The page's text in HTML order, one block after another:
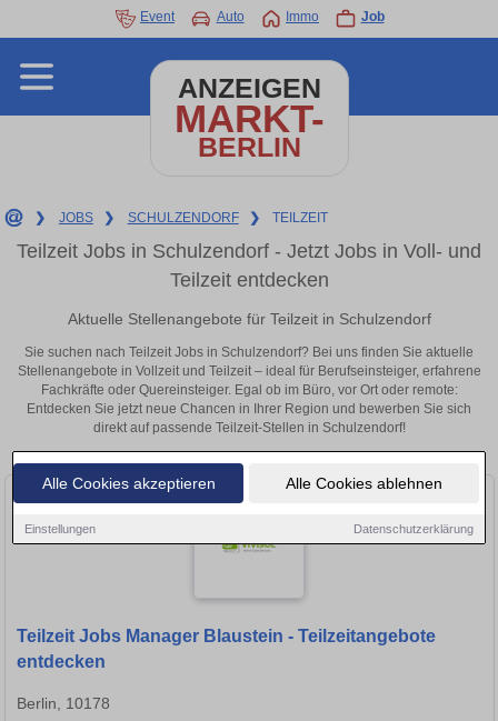
Alle Cookies akzeptieren Alle Cookies ablehnen
Einstellungen Datenschutzerklärung
Event Auto Immo Job
ANZEIGEN
MARKT-
BERLIN
❯ JOBS ❯ SCHULZENDORF ❯ TEILZEIT
Teilzeit Jobs in Schulzendorf - Jetzt Jobs in Voll- und
Teilzeit entdecken
Aktuelle Stellenangebote für Teilzeit in Schulzendorf
Sie suchen nach Teilzeit Jobs in Schulzendorf? Bei uns finden Sie aktuelle
Stellenangebote in Vollzeit und Teilzeit – ideal für Berufseinsteiger, erfahrene
Fachkräfte oder Quereinsteiger. Egal ob im Büro, vor Ort oder remote:
Entdecken Sie jetzt neue Chancen in Ihrer Region und bewerben Sie sich
direkt auf passende Teilzeit-Stellen in Schulzendorf!
Teilzeit Jobs Manager Blaustein - Teilzeitangebote
entdecken
Berlin, 10178